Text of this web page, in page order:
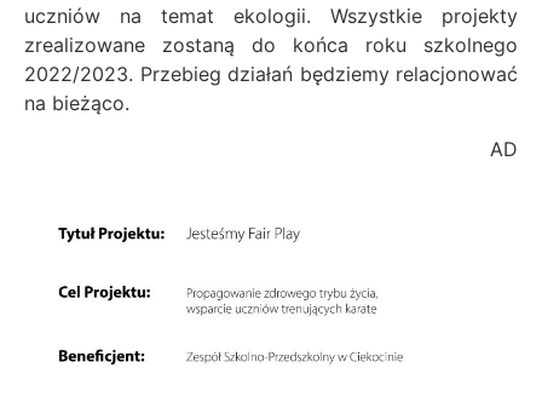
uczniów na temat ekologii. Wszystkie projekty
zrealizowane zostaną do końca roku szkolnego
2022/2023. Przebieg działań będziemy relacjonować
na bieżąco.
AD